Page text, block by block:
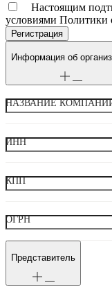
Настоящим
условиями Политики
Информация об
НАЗВАНИЕ
ИНН
КПП
ОГРН
Представитель